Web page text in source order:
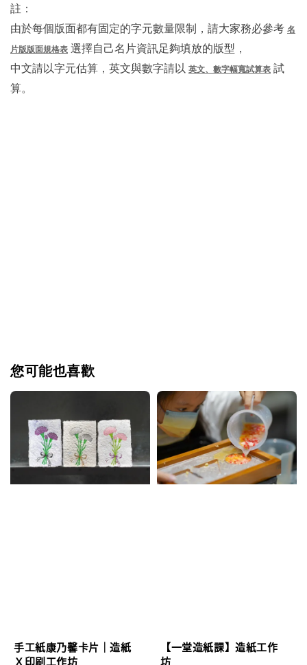
註：
由於每個版面都有固定的字元數量限制，請大家務必參考 名
片版版面規格表 選擇自己名片資訊足夠填放的版型，
中文請以字元估算，英文與數字請以 英文、數字幅寬試算表 試
算。
您可能也喜歡
手工紙康乃馨卡片｜造紙
Ｘ印刷工作坊
【一堂造紙課】造紙工作
坊